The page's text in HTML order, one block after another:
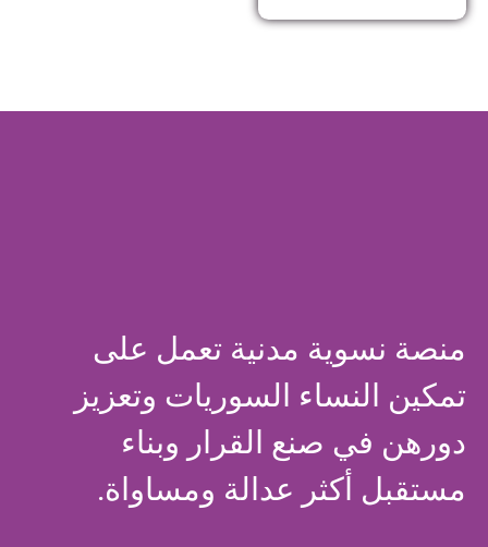
منصة نسوية مدنية تعمل على
تمكين النساء السوريات وتعزيز
دورهن في صنع القرار وبناء
مستقبل أكثر عدالة ومساواة.